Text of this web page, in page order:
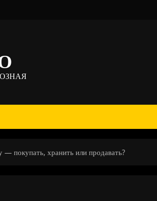
покупать, хранить или продавать?